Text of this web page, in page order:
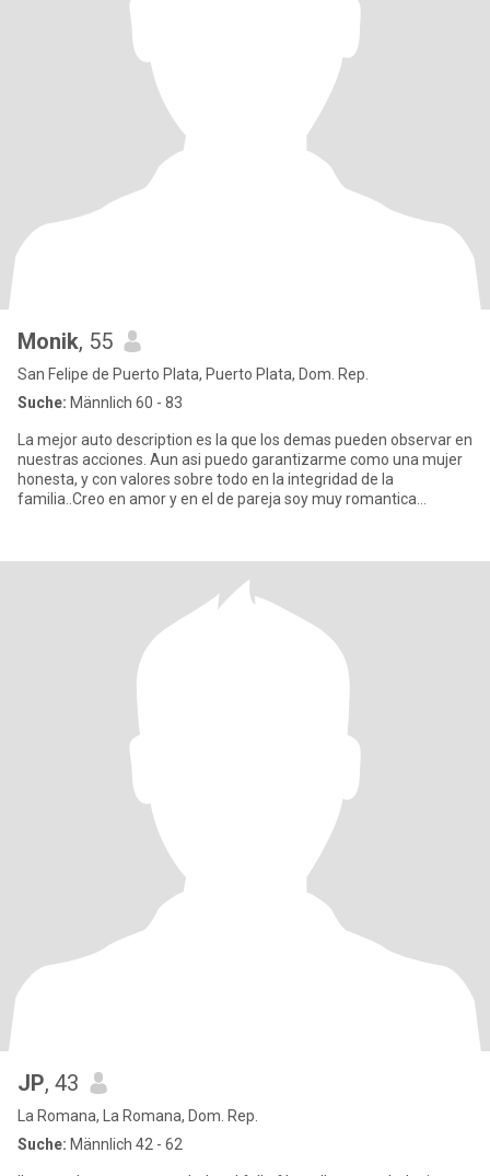
Monik, 55
San Felipe de Puerto Plata, Puerto Plata, Dom. Rep.
Suche: Männlich 60 - 83
La mejor auto description es la que los demas pueden observar en
nuestras acciones. Aun asi puedo garantizarme como una mujer
honesta, y con valores sobre todo en la integridad de la
familia..Creo en amor y en el de pareja soy muy romantica
JP, 43
La Romana, La Romana, Dom. Rep.
Suche: Männlich 42 - 62